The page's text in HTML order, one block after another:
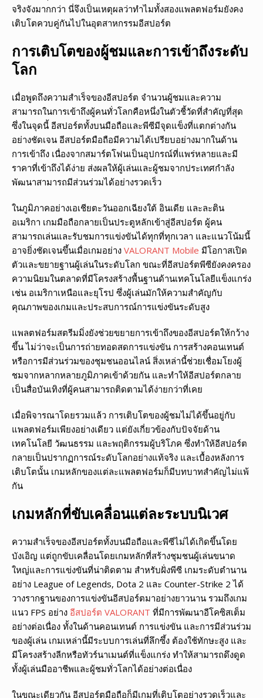
จริงจังมากกว่า นี่จึงเป็นเหตุผลว่าทำไมทั้งสองแพลตฟอร์มยังคง
เติบโตควบคู่กันไปในอุตสาหกรรมอีสปอร์ต
การเติบโตของผู้ชมและการเข้าถึงระดับ
โลก
เมื่อพูดถึงความสำเร็จของอีสปอร์ต จำนวนผู้ชมและความ
สามารถในการเข้าถึงผู้คนทั่วโลกคือหนึ่งในตัวชี้วัดที่สำคัญที่สุด
ซึ่งในจุดนี้ อีสปอร์ตทั้งบนมือถือและพีซีมีจุดแข็งที่แตกต่างกัน
อย่างชัดเจน อีสปอร์ตมือถือมีความได้เปรียบอย่างมากในด้าน
การเข้าถึง เนื่องจากสมาร์ตโฟนเป็นอุปกรณ์ที่แพร่หลายและมี
ราคาที่เข้าถึงได้ง่าย ส่งผลให้ผู้เล่นและผู้ชมจากประเทศกำลัง
พัฒนาสามารถมีส่วนร่วมได้อย่างรวดเร็ว
ในภูมิภาคอย่างเอเชียตะวันออกเฉียงใต้ อินเดีย และละติน
อเมริกา เกมมือถือกลายเป็นประตูหลักเข้าสู่อีสปอร์ต ผู้คน
สามารถเล่นและรับชมการแข่งขันได้ทุกที่ทุกเวลา และแนวโน้มนี้
อาจยิ่งชัดเจนขึ้นเมื่อเกมอย่าง VALORANT Mobile มีโอกาสเปิด
ตัวและขยายฐานผู้เล่นในระดับโลก ขณะที่อีสปอร์ตพีซียังคงครอง
ความนิยมในตลาดที่มีโครงสร้างพื้นฐานด้านเทคโนโลยีแข็งแกร่ง
เช่น อเมริกาเหนือและยุโรป ซึ่งผู้เล่นมักให้ความสำคัญกับ
คุณภาพของเกมและประสบการณ์การแข่งขันระดับสูง
แพลตฟอร์มสตรีมมิ่งยังช่วยขยายการเข้าถึงของอีสปอร์ตให้กว้าง
ขึ้น ไม่ว่าจะเป็นการถ่ายทอดสดการแข่งขัน การสร้างคอนเทนต์
หรือการมีส่วนร่วมของชุมชนออนไลน์ สิ่งเหล่านี้ช่วยเชื่อมโยงผู้
ชมจากหลากหลายภูมิภาคเข้าด้วยกัน และทำให้อีสปอร์ตกลาย
เป็นสื่อบันเทิงที่ผู้คนสามารถติดตามได้ง่ายกว่าที่เคย
เมื่อพิจารณาโดยรวมแล้ว การเติบโตของผู้ชมไม่ได้ขึ้นอยู่กับ
แพลตฟอร์มเพียงอย่างเดียว แต่ยังเกี่ยวข้องกับปัจจัยด้าน
เทคโนโลยี วัฒนธรรม และพฤติกรรมผู้บริโภค ซึ่งทำให้อีสปอร์ต
กลายเป็นปรากฏการณ์ระดับโลกอย่างแท้จริง และเบื้องหลังการ
เติบโตนั้น เกมหลักของแต่ละแพลตฟอร์มก็มีบทบาทสำคัญไม่แพ้
กัน
เกมหลักที่ขับเคลื่อนแต่ละระบบนิเวศ
ความสำเร็จของอีสปอร์ตทั้งบนมือถือและพีซีไม่ได้เกิดขึ้นโดย
บังเอิญ แต่ถูกขับเคลื่อนโดยเกมหลักที่สร้างชุมชนผู้เล่นขนาด
ใหญ่และการแข่งขันที่น่าติดตาม สำหรับฝั่งพีซี เกมระดับตำนาน
อย่าง League of Legends, Dota 2 และ Counter-Strike 2 ได้
วางรากฐานของการแข่งขันอีสปอร์ตมาอย่างยาวนาน รวมถึงเกม
แนว FPS อย่าง อีสปอร์ต VALORANT ที่มีการพัฒนาอีโคซิสเต็ม
อย่างต่อเนื่อง ทั้งในด้านคอนเทนต์ การแข่งขัน และการมีส่วนร่วม
ของผู้เล่น เกมเหล่านี้มีระบบการเล่นที่ลึกซึ้ง ต้องใช้ทักษะสูง และ
มีโครงสร้างลีกหรือทัวร์นาเมนต์ที่แข็งแกร่ง ทำให้สามารถดึงดูด
ทั้งผู้เล่นมืออาชีพและผู้ชมทั่วโลกได้อย่างต่อเนื่อง
ในขณะเดียวกัน อีสปอร์ตมือถือก็มีเกมที่เติบโตอย่างรวดเร็วและ